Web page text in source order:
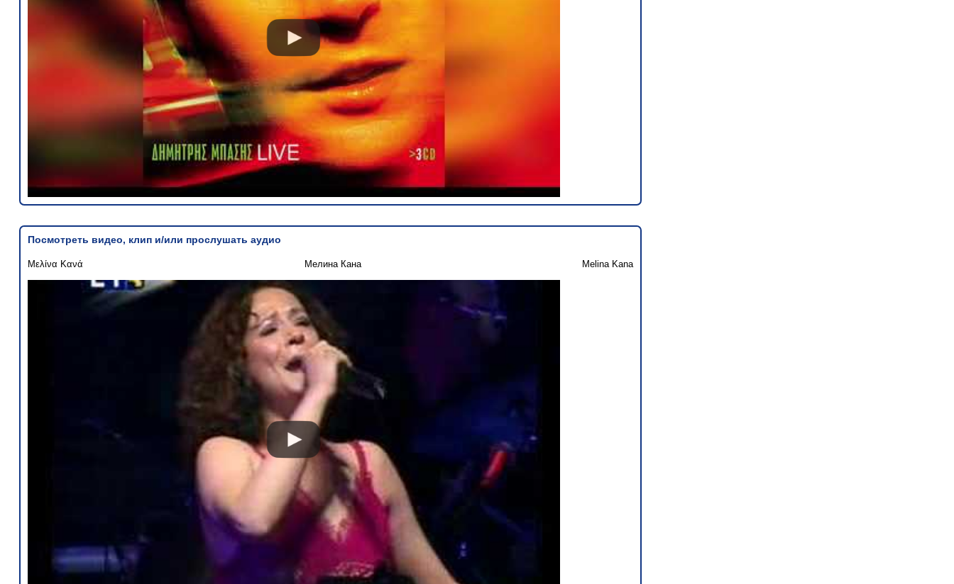
Посмотреть видео, клип и/или прослушать аудио
Μελίνα Κανά Мелина Кана Melina Kana